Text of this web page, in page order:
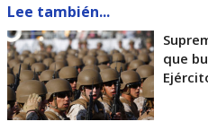
Lee también...
que